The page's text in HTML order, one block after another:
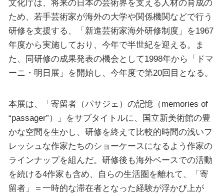
文化庁は、将来の日本の芸術界を支える人材の育成の
ため、若手芸術家が海外の大学や関係機関などで行う
研修を支援する、「新進芸術家海外研修制度」を1967
年度から実施しており、今年で半世紀を迎える。ま
た、同研修の成果発表の機会として1998年から「ドマ
ーニ・明日展」を開始し、今年度で第20回目となる。
本展は、「寄留者（パサジェ）の記憶（memories of
“passager”）」をサブタイトルに、国立新美術館の豊
かな空間を生かし、研修を終えて比較的時間の浅いフ
レッシュな作家たちのショーケースになるよう作家の
ラインナップを組んだ。研修後も海外ベースでの活動
を続ける4作家も含め、自らの生活圏を離れて、「寄
留者」＝一時的な滞在者となった経験が浮かび上が